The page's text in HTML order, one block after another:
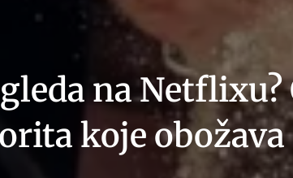
na Netflixu?
koje obožava